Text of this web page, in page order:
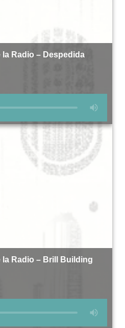
la Radio – Despedida
la Radio – Brill Building